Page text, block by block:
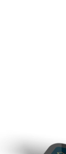
seu
conta com
profissionais
Metodologias
Power BI